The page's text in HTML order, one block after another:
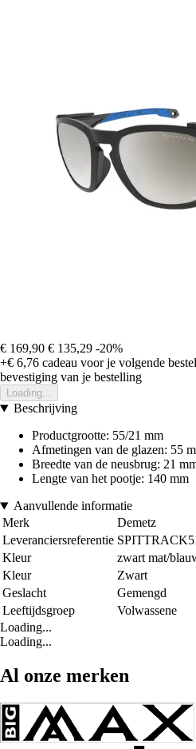
€ 169,90 € 135,29 -20%
+€ 6,76 cadeau voor je volgende
bevestiging van je bestelling
Loading...
Beschrijving
Productgrootte: 55/21 mm
Afmetingen van de glazen: 55
Breedte van de neusbrug: 21
Lengte van het pootje: 140 mm
Aanvullende informatie
Merk
Demetz
Leveranciersreferentie
Kleur
zwart mat/
Kleur
Zwart
Geslacht
Gemengd
Leeftijdsgroep
Volwassene
Loading...
Loading...
Al onze merken